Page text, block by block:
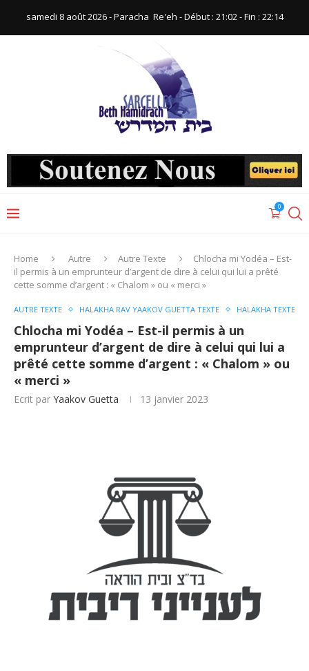
samedi 8 août 2026 - Paracha ‪ Re'eh‬ - Début : 21:02‬ - Fin : ‪22:14‬
0
Home Autre Autre Texte
Chlocha mi Yodéa – Est-
il permis à un emprunteur d’argent de dire à celui qui lui a prêté
cette somme d’argent : « Chalom » ou « merci »
AUTRE TEXTE HALAKHA RAV YAAKOV GUETTA TEXTE HALAKHA TEXTE
Chlocha mi Yodéa – Est-il permis à un
emprunteur d’argent de dire à celui qui lui a
prêté cette somme d’argent : « Chalom » ou
« merci »
Ecrit par Yaakov Guetta 13 janvier 2023